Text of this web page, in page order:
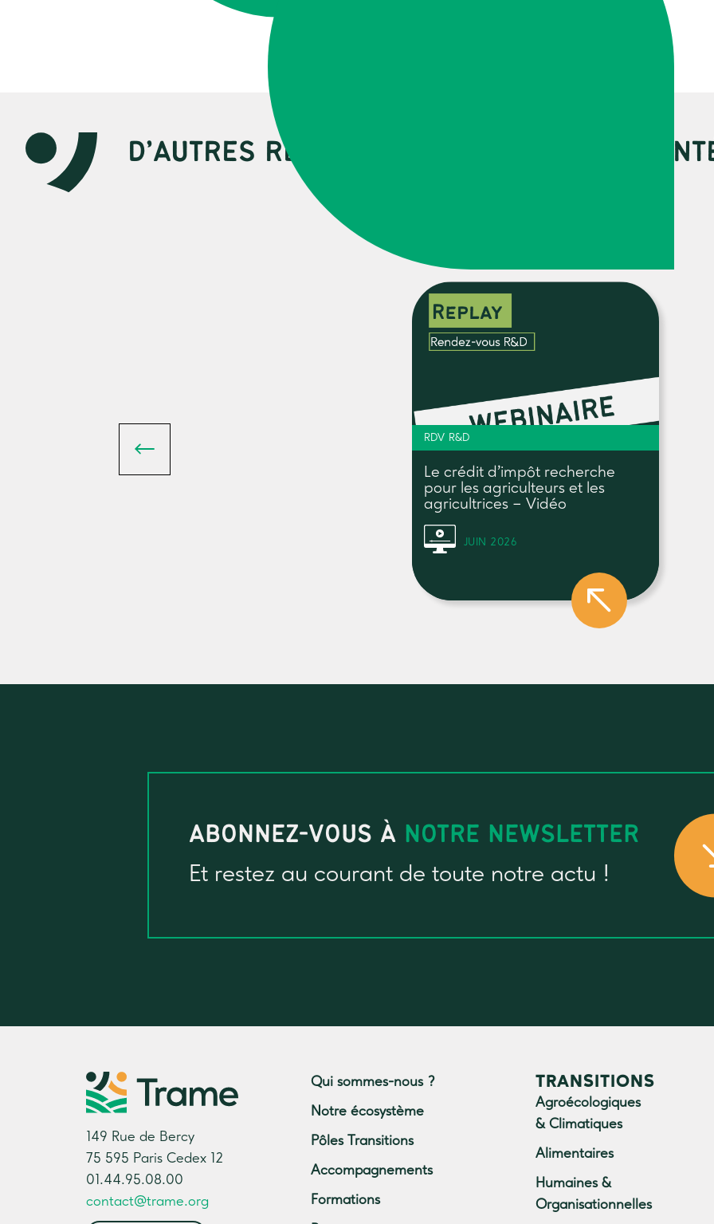
D’AUTRES RESSOURCES PEUVENT VOUS
RDV R&D
Le crédit d’impôt recherche
pour les agriculteurs et les
agricultrices – Vidéo
JUIN 2026
ABONNEZ-VOUS À NOTRE NEWSLETTER
Et restez au courant de toute notre actu !
149 Rue de Bercy
75 595 Paris Cedex 12
01.44.95.08.00
contact@trame.org
Qui sommes-nous ?
Notre écosystème
Pôles Transitions
Accompagnements
Formations
TRANSITIONS
Agroécologiques
& Climatiques
Alimentaires
Humaines &
Organisationnelles